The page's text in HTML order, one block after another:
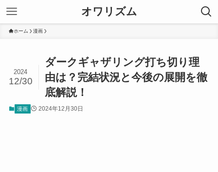
オワリズム
ホーム 漫画
ダークギャザリング打ち切り理
由は？完結状況と今後の展開を徹
底解説！
2024
12/30
漫画 2024年12月30日